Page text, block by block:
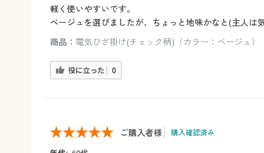
軽く使いやすいです。
ベージュを選びましたが、ちょっと地味かなと(主人
商品： 電気ひざ掛け(チェック柄)（カラー：ベージュ）
役に立った 0
ご購入者様 購入確認済み